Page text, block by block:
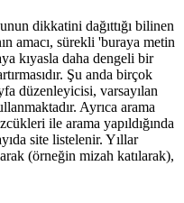
dikkatini dağıttığı bilinen
amacı, sürekli 'buraya metin
kıyasla daha dengeli bir
Şu anda birçok
düzenleyicisi, varsayılan
Ayrıca arama
ile arama yapıldığında
site listelenir. Yıllar
(örneğin mizah katılarak),